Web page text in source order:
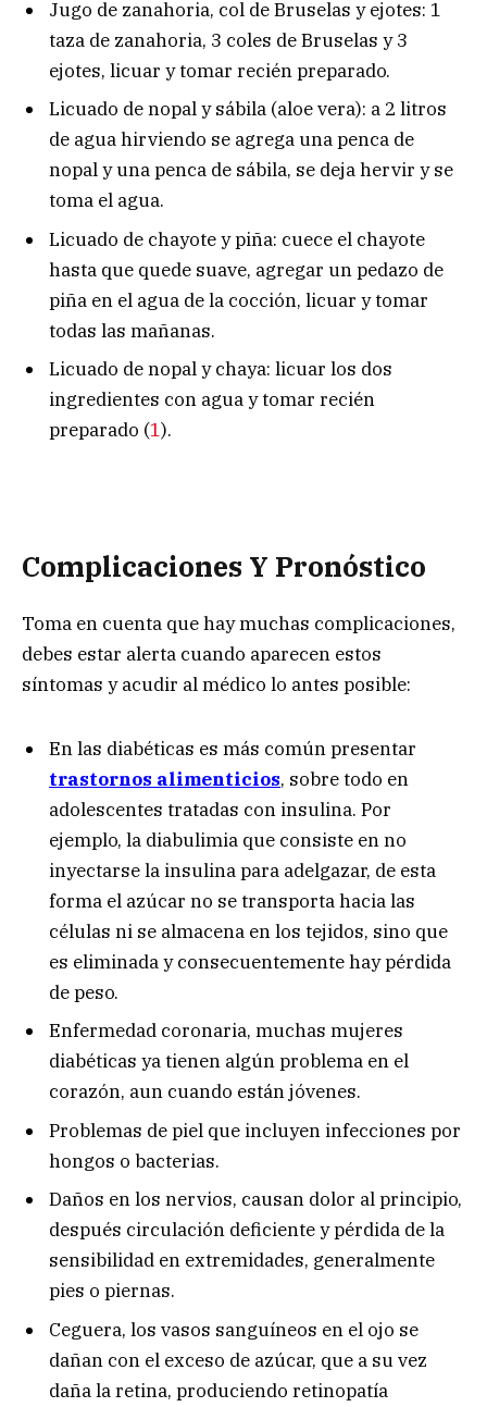
Jugo de zanahoria, col de Bruselas y ejotes: 1
taza de zanahoria, 3 coles de Bruselas y 3
ejotes, licuar y tomar recién preparado.
Licuado de nopal y sábila (aloe vera): a 2 litros
de agua hirviendo se agrega una penca de
nopal y una penca de sábila, se deja hervir y se
toma el agua.
Licuado de chayote y piña: cuece el chayote
hasta que quede suave, agregar un pedazo de
piña en el agua de la cocción, licuar y tomar
todas las mañanas.
Licuado de nopal y chaya: licuar los dos
ingredientes con agua y tomar recién
preparado (1).
Complicaciones Y Pronóstico
Toma en cuenta que hay muchas complicaciones,
debes estar alerta cuando aparecen estos
síntomas y acudir al médico lo antes posible:
En las diabéticas es más común presentar
trastornos alimenticios, sobre todo en
adolescentes tratadas con insulina. Por
ejemplo, la diabulimia que consiste en no
inyectarse la insulina para adelgazar, de esta
forma el azúcar no se transporta hacia las
células ni se almacena en los tejidos, sino que
es eliminada y consecuentemente hay pérdida
de peso.
Enfermedad coronaria, muchas mujeres
diabéticas ya tienen algún problema en el
corazón, aun cuando están jóvenes.
Problemas de piel que incluyen infecciones por
hongos o bacterias.
Daños en los nervios, causan dolor al principio,
después circulación deficiente y pérdida de la
sensibilidad en extremidades, generalmente
pies o piernas.
Ceguera, los vasos sanguíneos en el ojo se
dañan con el exceso de azúcar, que a su vez
daña la retina, produciendo retinopatía